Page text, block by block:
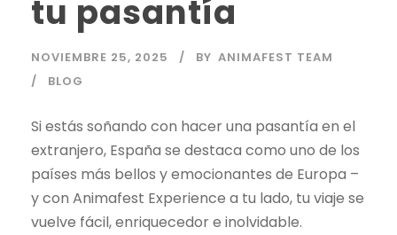
tu pasantía
NOVIEMBRE 25, 2025 BY ANIMAFEST TEAM
BLOG
Si estás soñando con hacer una pasantía en el
extranjero, España se destaca como uno de los
países más bellos y emocionantes de Europa –
y con Animafest Experience a tu lado, tu viaje se
vuelve fácil, enriquecedor e inolvidable.